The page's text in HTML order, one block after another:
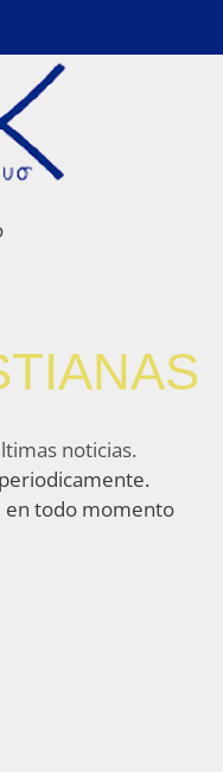
noticias.
en todo momento